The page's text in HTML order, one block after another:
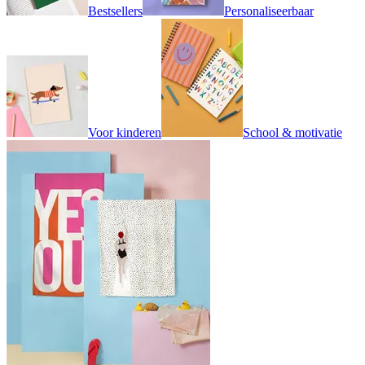
Bestsellers Personaliseerbaar
Voor kinderen School & motivatie